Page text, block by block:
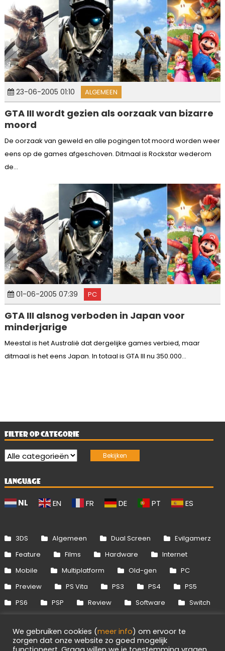
23-06-2005 01:10 ALGEMEEN
GTA III wordt gezien als oorzaak van bizarre
moord
De oorzaak van geweld en alle pogingen tot moord worden weer
eens op de games afgeschoven. Ditmaal is Rockstar wederom
de...
01-06-2005 07:39 PC
GTA III alsnog verboden in Japan voor
minderjarige
Meestal is het Australië dat dergelijke games verbied, maar
ditmaal is het eens Japan. In totaal is GTA III nu 350.000...
FILTER OP CATEGORIE
LANGUAGE
NL EN FR DE PT ES
3DS Algemeen Dual Screen
Evilgamerz
Feature
Films Hardware
Internet
Mobile
Multiplatform Old-gen
PC
Preview
PS Vita PS3 PS4
PS5
PS6
PSP Review Software
Switch
Xbox 360
Xbox One Xbox Series
We gebruiken cookies (meer info) om ervoor te
zorgen dat onze website zo goed mogelijk